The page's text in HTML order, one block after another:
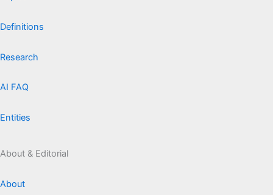
Definitions
Research
AI FAQ
Entities
About & Editorial
About